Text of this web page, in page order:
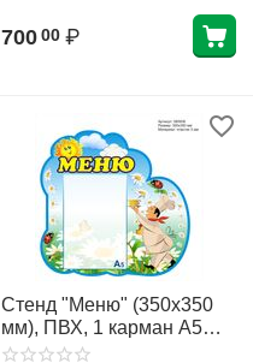
700 00 ₽
Стенд "Меню" (350х350
мм), ПВХ, 1 карман А5
(плоский)